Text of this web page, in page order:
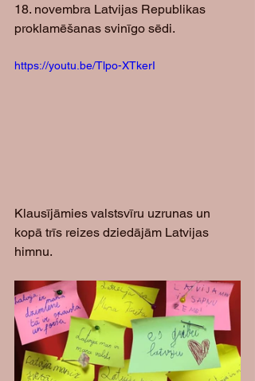
18. novembra Latvijas Republikas
proklamēšanas svinīgo sēdi.
https://youtu.be/Tlpo-XTkerI
Klausījāmies valstsvīru uzrunas un
kopā trīs reizes dziedājām Latvijas
himnu.